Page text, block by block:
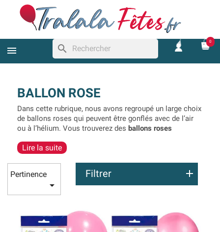
search
0
BALLON ROSE
Dans cette rubrique, nous avons regroupé un large choix
de ballons roses qui peuvent être gonflés avec de l’air
ou à l’hélium. Vous trouverez des ballons roses
différentes tailles
ballons confettis roses. Il existe aussi des ballons roses
en alu de différentes formes, c’est l’idéal pour
accompagner des ballons roses plus classiques. Les
ballons roses peuvent être utilisés pour une baby
ou encore une soirée à thème.
Lire la suite
Pertinence

Filtrer